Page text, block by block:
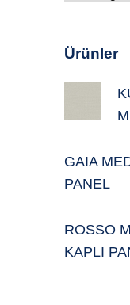
Ürünler
GAIA
PANEL
ROSSO
KAPLI